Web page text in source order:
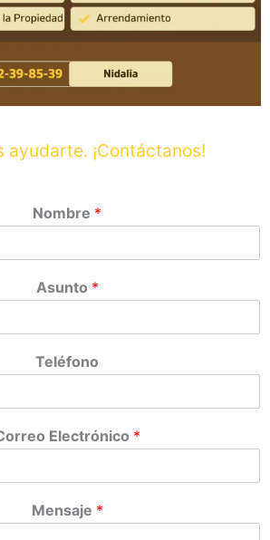
ayudarte. ¡Contáctanos!
Nombre *
Asunto *
Teléfono
Electrónico *
Mensaje *